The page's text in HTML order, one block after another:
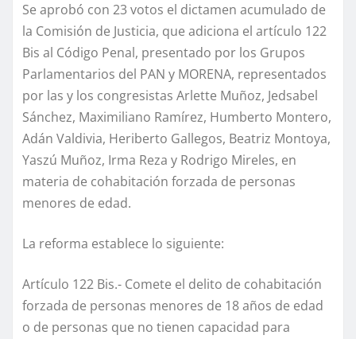
Se aprobó con 23 votos el dictamen acumulado de
la Comisión de Justicia, que adiciona el artículo 122
Bis al Código Penal, presentado por los Grupos
Parlamentarios del PAN y MORENA, representados
por las y los congresistas Arlette Muñoz, Jedsabel
Sánchez, Maximiliano Ramírez, Humberto Montero,
Adán Valdivia, Heriberto Gallegos, Beatriz Montoya,
Yaszú Muñoz, Irma Reza y Rodrigo Mireles, en
materia de cohabitación forzada de personas
menores de edad.
La reforma establece lo siguiente:
Artículo 122 Bis.- Comete el delito de cohabitación
forzada de personas menores de 18 años de edad
o de personas que no tienen capacidad para